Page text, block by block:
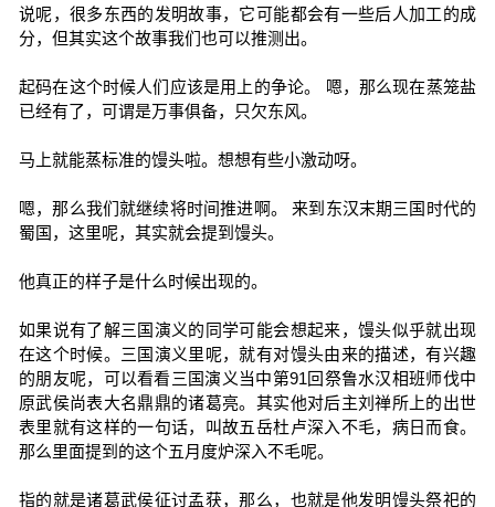
说呢，很多东西的发明故事，它可能都会有一些后人加工的成
分，但其实这个故事我们也可以推测出。
起码在这个时候人们应该是用上的争论。 嗯，那么现在蒸笼盐
已经有了，可谓是万事俱备，只欠东风。
马上就能蒸标准的馒头啦。想想有些小激动呀。
嗯，那么我们就继续将时间推进啊。 来到东汉末期三国时代的
蜀国，这里呢，其实就会提到馒头。
他真正的样子是什么时候出现的。
如果说有了解三国演义的同学可能会想起来，馒头似乎就出现
在这个时候。三国演义里呢，就有对馒头由来的描述，有兴趣
的朋友呢，可以看看三国演义当中第91回祭鲁水汉相班师伐中
原武侯尚表大名鼎鼎的诸葛亮。其实他对后主刘禅所上的出世
表里就有这样的一句话，叫故五岳杜卢深入不毛，病日而食。
那么里面提到的这个五月度炉深入不毛呢。
指的就是诸葛武侯征讨孟获，那么，也就是他发明馒头祭祀的